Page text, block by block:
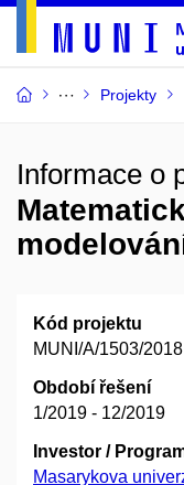
Projekty
Informace o
Kód projektu
MUNI/A/1503/2018
Období řešení
1/2019 - 12/2019
Investor /
Masarykova